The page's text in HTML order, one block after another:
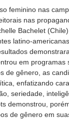
feminino nas
nas
Bachelet
latino-
em
de gênero, as
enfatizando
seriedade,
demonstrou,
de gênero em